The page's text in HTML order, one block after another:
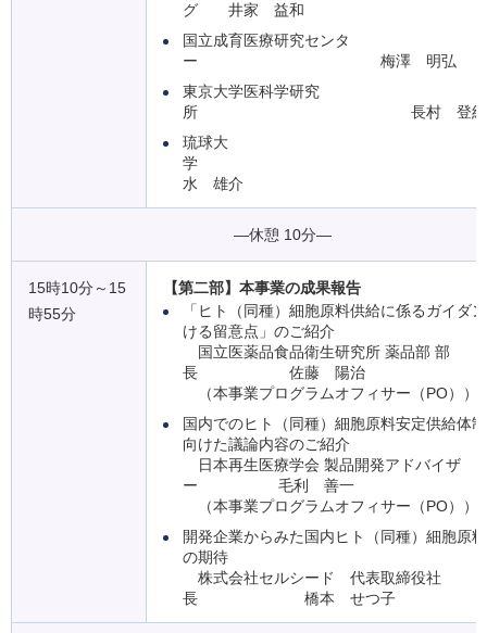
グ 井家 益和
国立成育医療研究センタ
ー 梅澤 明弘
東京大学医科学研究
所 長村 登紀
琉球大
学
水 雄介
―休憩 10分―
15時10分～15
時55分
【第二部】本事業の成果報告
「ヒト（同種）細胞原料供給に係るガイダ
ける留意点」のご紹介
国立医薬品食品衛生研究所 薬品部 部
長 佐藤 陽治
（本事業プログラムオフィサー（PO））
国内でのヒト（同種）細胞原料安定供給体
向けた議論内容のご紹介
日本再生医療学会 製品開発アドバイザ
ー 毛利 善一
（本事業プログラムオフィサー（PO））
開発企業からみた国内ヒト（同種）細胞原
の期待
株式会社セルシード 代表取締役社
長 橋本 せつ子